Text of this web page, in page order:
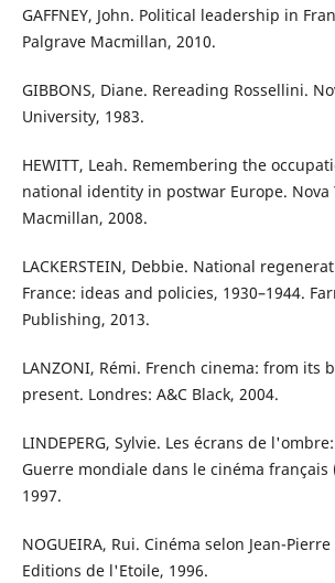
GAFFNEY, John. Political leadership in
Palgrave Macmillan, 2010.
GIBBONS, Diane. Rereading Rossellini.
University, 1983.
HEWITT, Leah. Remembering the
national identity in postwar Europe. Nova
Macmillan, 2008.
LACKERSTEIN, Debbie. National
France: ideas and policies, 1930–1944.
Publishing, 2013.
LANZONI, Rémi. French cinema: from its
present. Londres: A&C Black, 2004.
LINDEPERG, Sylvie. Les écrans de
Guerre mondiale dans le cinéma français
1997.
NOGUEIRA, Rui. Cinéma selon Jean-
Editions de l'Etoile, 1996.